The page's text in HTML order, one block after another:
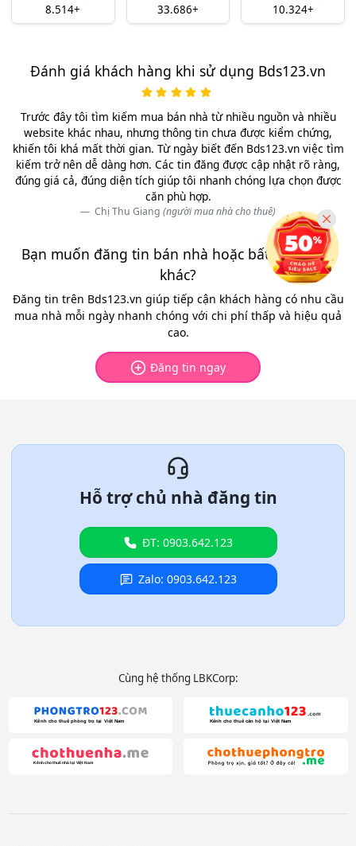
8.514+
33.686+
10.324+
Đánh giá khách hàng khi sử dụng Bds123.vn
Trước đây tôi tìm kiếm mua bán nhà từ nhiều nguồn và nhiều
website khác nhau, nhưng thông tin chưa được kiểm chứng,
khiến tôi khá mất thời gian. Từ ngày biết đến Bds123.vn việc tìm
kiếm trở nên dễ dàng hơn. Các tin đăng được cập nhật rõ ràng,
đúng giá cả, đúng diện tích giúp tôi nhanh chóng lựa chọn được
căn phù hợp.
Chị Thu Giang (người mua nhà cho thuê)
Bạn muốn đăng tin bán nhà hoặc bất động sản
khác?
Đăng tin trên Bds123.vn giúp tiếp cận khách hàng có nhu cầu
mua nhà mỗi ngày nhanh chóng với chi phí thấp và hiệu quả
cao.
Đăng tin ngay
Hỗ trợ chủ nhà đăng tin
ĐT: 0903.642.123
Zalo: 0903.642.123
Cùng hệ thống LBKCorp: